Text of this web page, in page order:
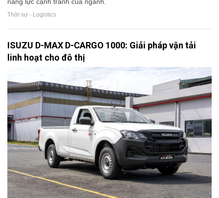
Thời sự - Logistics
ISUZU D-MAX D-CARGO 1000: Giải pháp vận tải
linh hoạt cho đô thị